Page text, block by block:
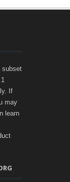
subset
If
may
learn